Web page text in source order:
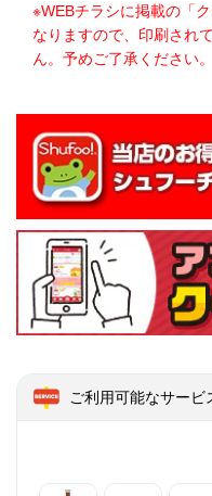
※WEBチラシに掲載の「
なりますので、印刷され
ん。予めご了承ください。
ご利用可能なサービ